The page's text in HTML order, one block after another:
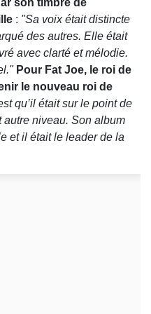
son timbre de
: "Sa voix était distincte
des autres. Elle était
avec clarté et mélodie.
Pour Fat Joe, le roi de
le nouveau roi de
qu’il était sur le point de
autre niveau. Son album
et il était le leader de la